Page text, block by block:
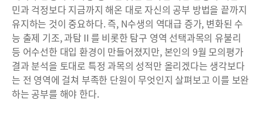
민과 걱정보다 지금까지 해온 대로 자신의 공부 방법을 끝까지
유지하는 것이 중요하다. 즉, N수생의 역대급 증가, 변화된 수
능 출제 기조, 과탐Ⅱ를 비롯한 탐구 영역 선택과목의 유불리
등 어수선한 대입 환경이 만들어졌지만, 본인의 9월 모의평가
결과 분석을 토대로 특정 과목의 성적만 올리겠다는 생각보다
는 전 영역에 걸쳐 부족한 단원이 무엇인지 살펴보고 이를 보완
하는 공부를 해야 한다.